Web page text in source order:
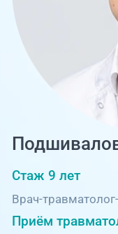
Блог врачей
Пациентам
PreventAGE
запись
+7
Центр
+7
жителей
Стаж 9 лет
Врач-
Приём